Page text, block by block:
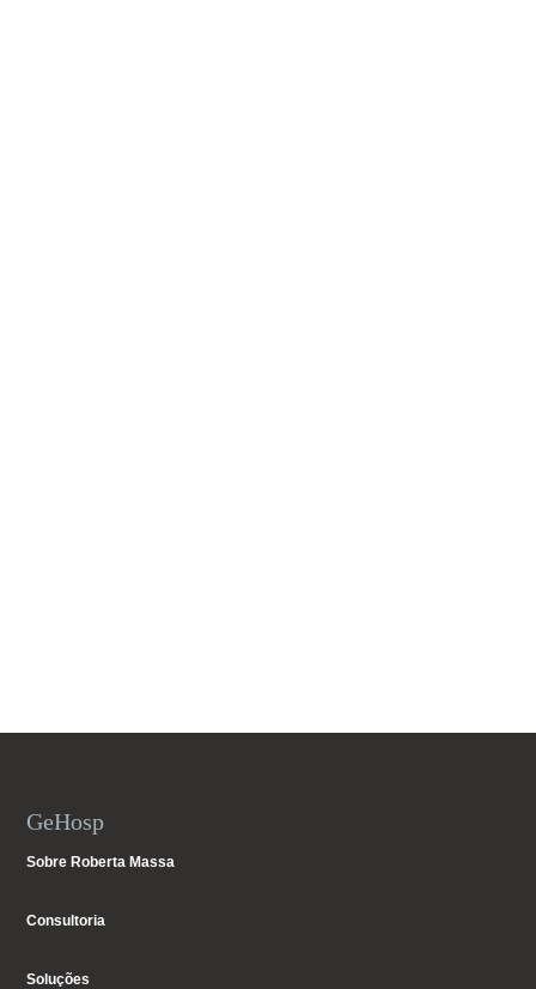
GeHosp
Sobre Roberta Massa
Consultoria
Soluções